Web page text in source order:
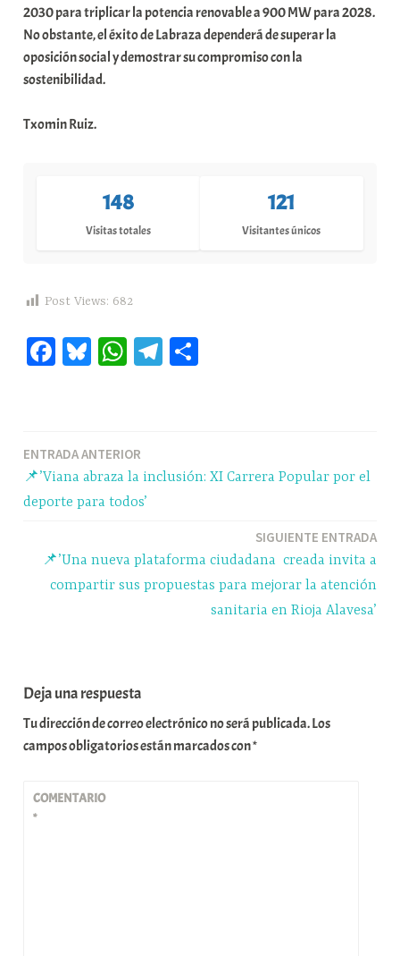
2030 para triplicar la potencia renovable a 900 MW para 2028.
No obstante, el éxito de Labraza dependerá de superar la
oposición social y demostrar su compromiso con la
sostenibilidad.
Txomin Ruiz.
148
Visitas totales
121
Visitantes únicos
Post Views: 682
Fa Bl W
pp
Te
m rti
r
Navegación
de
ENTRADA ANTERIOR
📌’Viana abraza la inclusión: XI Carrera Popular por el
deporte para todos’
SIGUIENTE ENTRADA
📌’Una nueva plataforma ciudadana creada invita a
compartir sus propuestas para mejorar la atención
sanitaria en Rioja Alavesa’
Deja una respuesta
Tu dirección de correo electrónico no será publicada.Los
campos obligatorios están marcados con*
COMENTARIO
*